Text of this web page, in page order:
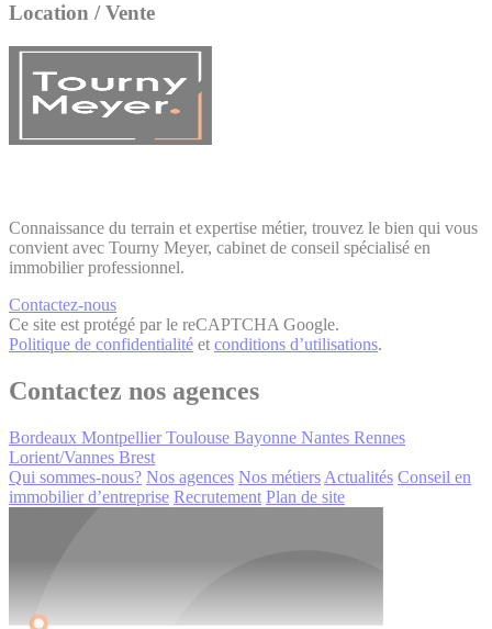
Location / Vente
Connaissance du terrain et expertise métier, trouvez le bien qui vous
convient avec Tourny Meyer, cabinet de conseil spécialisé en
immobilier professionnel.
Contactez-nous
Ce site est protégé par le reCAPTCHA Google.
Politique de confidentialité et conditions d’utilisations.
Contactez nos agences
Bordeaux Montpellier Toulouse Bayonne Nantes Rennes
Lorient/Vannes Brest
Qui sommes-nous? Nos agences Nos métiers Actualités Conseil en
immobilier d’entreprise Recrutement Plan de site